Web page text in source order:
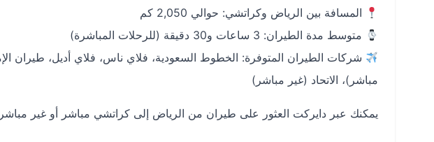
المسافة بين الرياض وكراتشي: حوالي 2,050 كم
متوسط مدة الطيران: 3 ساعات و30 دقيقة (للرحلات المباشرة)
شركات الطيران المتوفرة: الخطوط السعودية، فلاي ناس، فلاي أديل، طيران
مباشر)، الاتحاد (غير مباشر)
يمكنك عبر دايركت العثور على طيران من الرياض إلى كراتشي مباشر أو غير